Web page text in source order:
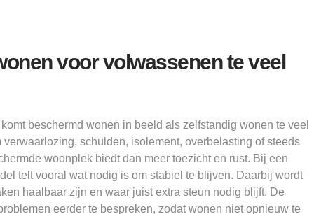
voor volwassenen te veel
beschermd wonen in beeld als zelfstandig wonen te veel
verwaarlozing, schulden, isolement, overbelasting of steeds
woonplek biedt dan meer toezicht en rust. Bij een
telt vooral wat nodig is om stabiel te blijven. Daarbij wordt
haalbaar zijn en waar juist extra steun nodig blijft. De
eerder te bespreken, zodat wonen niet opnieuw te